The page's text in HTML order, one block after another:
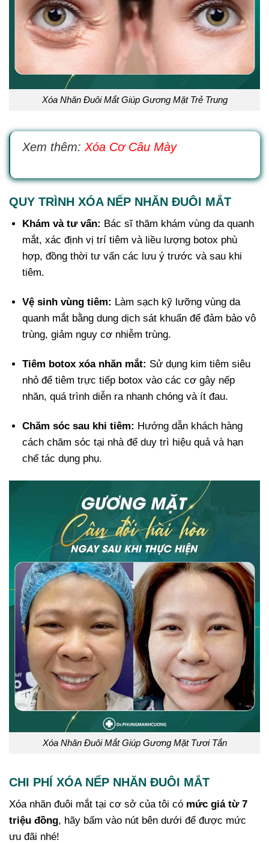
Xóa Nhăn Đuôi Mắt Giúp Gương Mặt Trẻ Trung
Xem thêm: Xóa Cơ Câu Mày
QUY TRÌNH XÓA NẾP NHĂN ĐUÔI MẮT
Khám và tư vấn: Bác sĩ thăm khám vùng da quanh
mắt, xác định vị trí tiêm và liều lượng botox phù
hợp, đồng thời tư vấn các lưu ý trước và sau khi
tiêm.
Vệ sinh vùng tiêm: Làm sạch kỹ lưỡng vùng da
quanh mắt bằng dung dịch sát khuẩn để đảm bảo vô
trùng, giảm nguy cơ nhiễm trùng.
Tiêm botox xóa nhăn mắt: Sử dụng kim tiêm siêu
nhỏ để tiêm trực tiếp botox vào các cơ gây nếp
nhăn, quá trình diễn ra nhanh chóng và ít đau.
Chăm sóc sau khi tiêm: Hướng dẫn khách hàng
cách chăm sóc tại nhà để duy trì hiệu quả và hạn
chế tác dụng phụ.
Xóa Nhăn Đuôi Mắt Giúp Gương Mặt Tươi Tắn
CHI PHÍ XÓA NẾP NHĂN ĐUÔI MẮT
Xóa nhăn đuôi mắt tại cơ sở của tôi có mức giá từ 7
triệu đồng, hãy bấm vào nút bên dưới để được mức
ưu đãi nhé!